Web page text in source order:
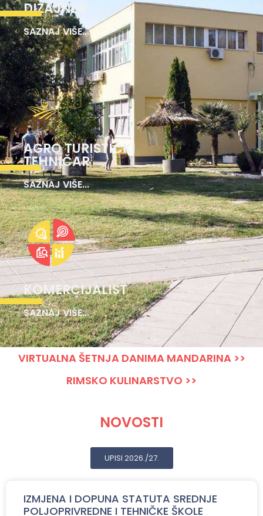
DIZAJNER
SAZNAJ VIŠE...
AGRO TURISTIČKI
TEHNIČAR
SAZNAJ VIŠE...
KOMERCIJALIST
SAZNAJ VIŠE...
VIRTUALNA ŠETNJA DANIMA MANDARINA >>
RIMSKO KULINARSTVO >>
NOVOSTI
UPISI 2026./27.
IZMJENA I DOPUNA STATUTA SREDNJE
POLJOPRIVREDNE I TEHNIČKE ŠKOLE